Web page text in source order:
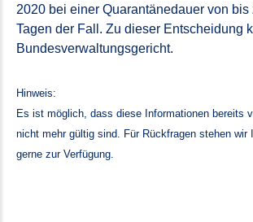
2020 bei einer Quarantänedauer von bis
Tagen der Fall. Zu dieser Entscheidung
Bundesverwaltungsgericht.
Hinweis:
Es ist möglich, dass diese Informationen bereits
nicht mehr gültig sind. Für Rückfragen stehen wir
gerne zur Verfügung.